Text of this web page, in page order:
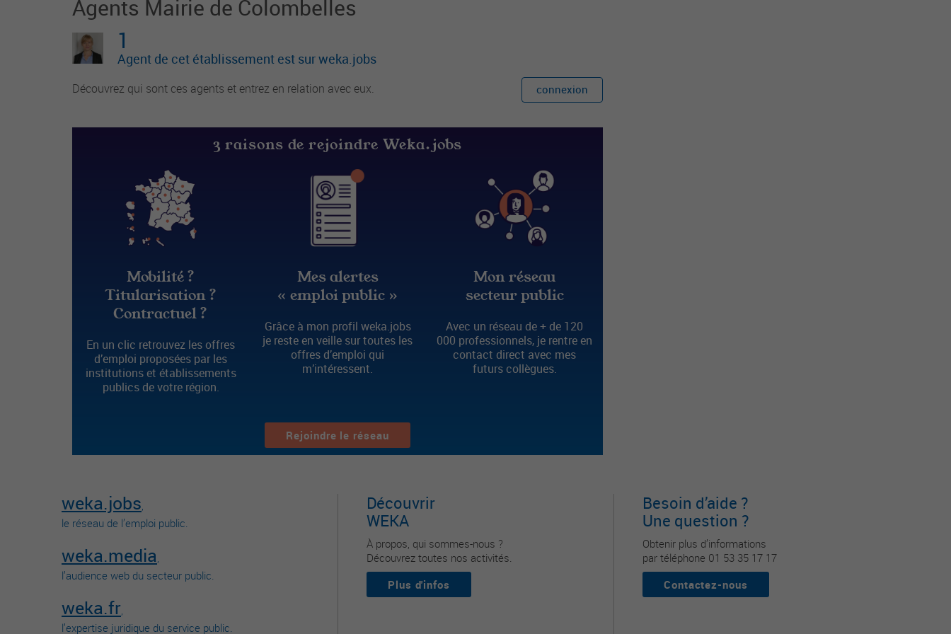
Agents Mairie de Colombelles
1
Agent de cet établissement est sur weka.jobs
Découvrez qui sont ces agents et entrez en relation avec eux. connexion
3 raisons de rejoindre Weka.jobs
Mobilité ?
Titularisation ?
Contractuel ?
En un clic retrouvez les offres
d’emploi proposées par les
institutions et établissements
publics de votre région.
Mes alertes
« emploi public »
Grâce à mon profil weka.jobs
je reste en veille sur toutes les
offres d’emploi qui
m’intéressent.
Mon réseau
secteur public
Avec un réseau de + de 120
000 professionnels, je rentre en
contact direct avec mes
futurs collègues.
Rejoindre le réseau
weka.jobs,
le réseau de l’emploi public.
weka.media,
l’audience web du secteur public.
weka.fr,
l’expertise juridique du service public.
Découvrir
WEKA
À propos, qui sommes-nous ?
Découvrez toutes nos activités.
Plus d'infos
Besoin d’aide ?
Une question ?
Obtenir plus d’informations
par téléphone 01 53 35 17 17
Contactez-nous